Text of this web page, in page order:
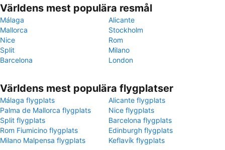
Världens mest populära resmål
Málaga
Alicante
Mallorca
Stockholm
Nice
Rom
Split
Milano
Barcelona
London
Världens mest populära flygplatser
Málaga flygplats
Alicante flygplats
Palma de Mallorca flygplats
Nice flygplats
Split flygplats
Barcelona flygplats
Rom Fiumicino flygplats
Edinburgh flygplats
Milano Malpensa flygplats
Keflavík flygplats